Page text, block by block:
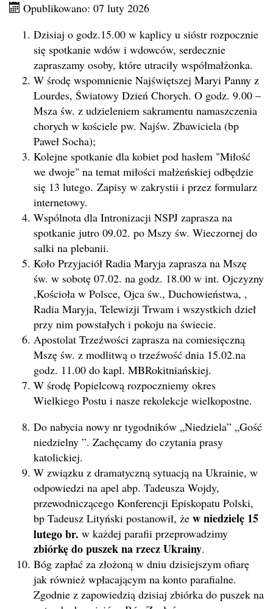
Opublikowano: 07 luty 2026
Dzisiaj o godz.15.00 w kaplicy u sióstr rozpocznie
się spotkanie wdów i wdowców, serdecznie
zapraszamy osoby, które utraciły współmałżonka.
W środę wspomnienie Najświętszej Maryi Panny z
Lourdes, Światowy Dzień Chorych. O godz. 9.00 –
Msza św. z udzieleniem sakramentu namaszczenia
chorych w kościele pw. Najśw. Zbawiciela (bp
Paweł Socha);
Kolejne spotkanie dla kobiet pod hasłem "Miłość
we dwoje" na temat miłości małżeńskiej odbędzie
się 13 lutego. Zapisy w zakrystii i przez formularz
internetowy.
Wspólnota dla Intronizacji NSPJ zaprasza na
spotkanie jutro 09.02. po Mszy św. Wieczornej do
salki na plebanii.
Koło Przyjaciół Radia Maryja zaprasza na Mszę
św. w sobotę 07.02. na godz. 18.00 w int. Ojczyzny
,Kościoła w Polsce, Ojca św., Duchowieństwa, ,
Radia Maryja, Telewizji Trwam i wszystkich dzieł
przy nim powstałych i pokoju na świecie.
Apostolat Trzeźwości zaprasza na comiesięczną
Mszę św. z modlitwą o trzeźwość dnia 15.02.na
godz. 11.00 do kapl. MBRokitniańskiej.
W środę Popielcową rozpoczniemy okres
Wielkiego Postu i nasze rekolekcje wielkopostne.
Do nabycia nowy nr tygodników „Niedziela” „Gość
niedzielny ”. Zachęcamy do czytania prasy
katolickiej.
W związku z dramatyczną sytuacją na Ukrainie, w
odpowiedzi na apel abp. Tadeusza Wojdy,
przewodniczącego Konferencji Episkopatu Polski,
bp Tadeusz Lityński postanowił, że w niedzielę 15
lutego br. w każdej parafii przeprowadzimy
zbiórkę do puszek na rzecz Ukrainy.
Bóg zapłać za złożoną w dniu dzisiejszym ofiarę
jak również wpłacającym na konto parafialne.
Zgodnie z zapowiedzią dzisiaj zbiórka do puszek na